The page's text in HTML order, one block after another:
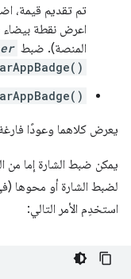
تم تقديم قيمة،
اعرض نقطة
المنصة). ضبط
يعرض كلاهما وعودًا
يمكن ضبط الشارة إما من
لضبط الشارة أو محوها
استخدِم الأمر التالي: